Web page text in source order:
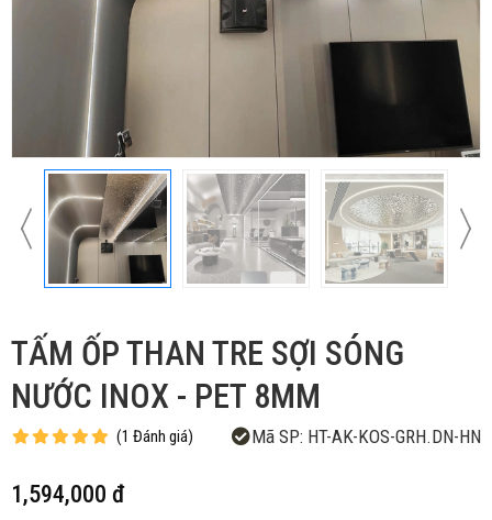
TẤM ỐP THAN TRE SỢI SÓNG
NƯỚC INOX - PET 8MM
(1 Đánh giá) Mã SP: HT-AK-KOS-GRH.DN-HN
1,594,000 đ